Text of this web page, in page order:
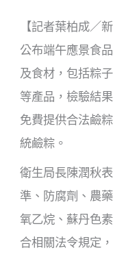
【記者葉柏成／
公布端午應景食
及食材，包括粽
等產品，檢驗結
免費提供合法鹼
統鹼粽。
衛生局長陳潤秋
準、防腐劑、農
氧乙烷、蘇丹色
合相關法令規定